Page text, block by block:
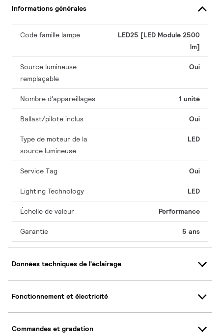
Informations générales
Code famille lampe
LED25 [LED Module 2500
lm]
Source lumineuse
remplaçable
Oui
Nombre d'appareillages 1 unité
Ballast/pilote inclus Oui
Type de moteur de la
source lumineuse
LED
Service Tag Oui
Lighting Technology LED
Échelle de valeur Performance
Garantie 5 ans
Données techniques de l'éclairage
Fonctionnement et électricité
Commandes et gradation